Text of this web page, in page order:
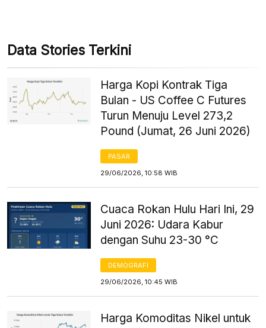
Data Stories Terkini
Harga Kopi Kontrak Tiga
Bulan - US Coffee C Futures
Turun Menuju Level 273,2
Pound (Jumat, 26 Juni 2026)
PASAR
29/06/2026, 10:58 WIB
Cuaca Rokan Hulu Hari Ini, 29
Juni 2026: Udara Kabur
dengan Suhu 23-30 °C
DEMOGRAFI
29/06/2026, 10:45 WIB
Harga Komoditas Nikel untuk